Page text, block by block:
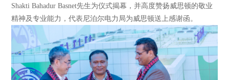
Shakti Bahadur Basnet先生为仪式揭幕，并高度赞扬威思顿的敬业
精神及专业能力，代表尼泊尔电力局为威思顿送上感谢函。